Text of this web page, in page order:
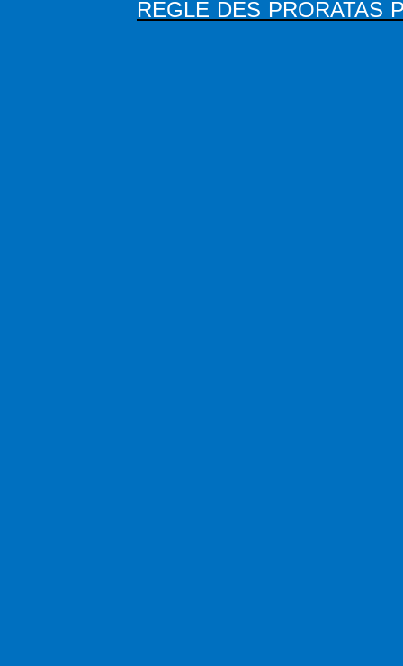
REGLE DES PRORATAS